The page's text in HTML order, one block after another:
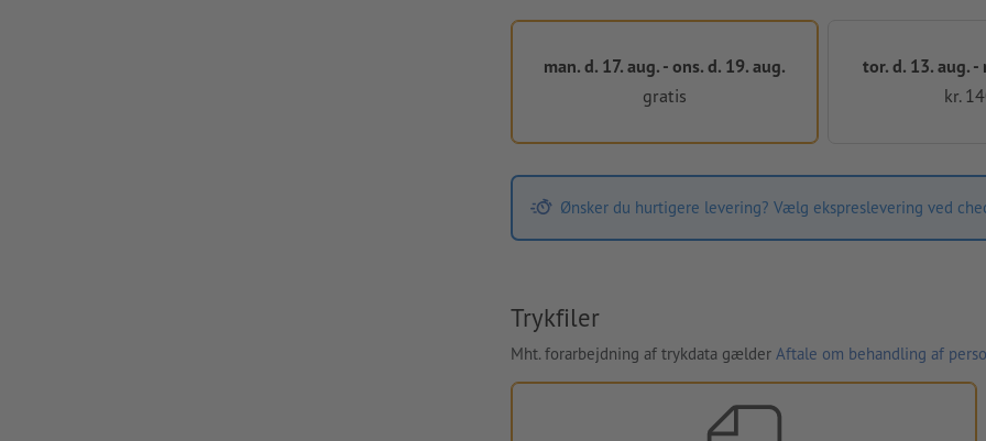
man. d. 17. aug. - ons. d. 19. aug.
gratis
tor. d. 13. aug. -
kr.
Ønsker du hurtigere levering? Vælg ekspreslevering ved
Trykfiler
Mht. forarbejdning af trykdata gælder Aftale om behandling af